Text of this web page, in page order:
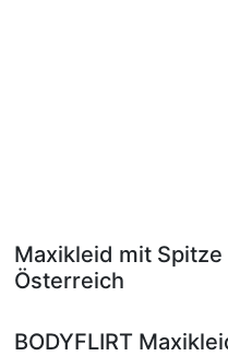
Maxikleid mit
Österreich
BODYFLIRT